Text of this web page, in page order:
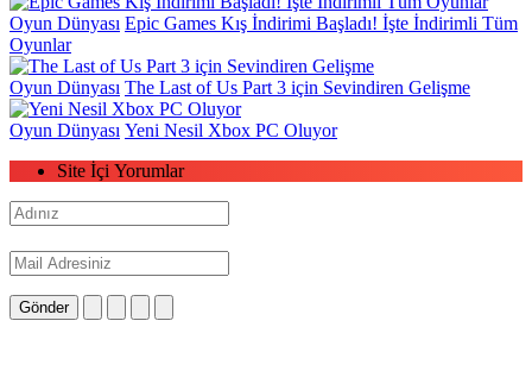
Oyun Dünyası Epic Games Kış İndirimi Başladı! İşte İndirimli Tüm
Oyunlar
Oyun Dünyası The Last of Us Part 3 için Sevindiren Gelişme
Oyun Dünyası Yeni Nesil Xbox PC Oluyor
Site İçi Yorumlar
Gönder